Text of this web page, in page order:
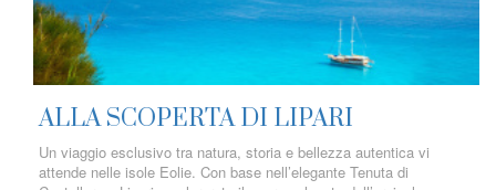
ALLA SCOPERTA DI LIPARI
Un viaggio esclusivo tra natura, storia e bellezza autentica vi
attende nelle isole Eolie. Con base nell’elegante Tenuta di